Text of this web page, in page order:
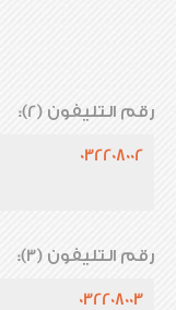
رقم التليفون (2):
032208002
رقم التليفون (3):
032208003